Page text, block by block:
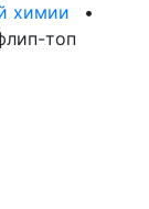
химии •
топ